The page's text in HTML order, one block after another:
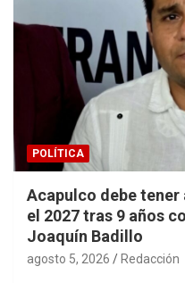
POLÍTICA
Acapulco debe
el 2027 tras 9 años
Joaquín Badillo
agosto 5, 2026 Redacción